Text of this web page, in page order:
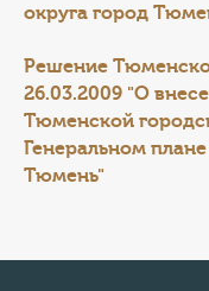
округа город
Решение
26.03.2009 "О
Тюменской
Генеральном
Тюмень"